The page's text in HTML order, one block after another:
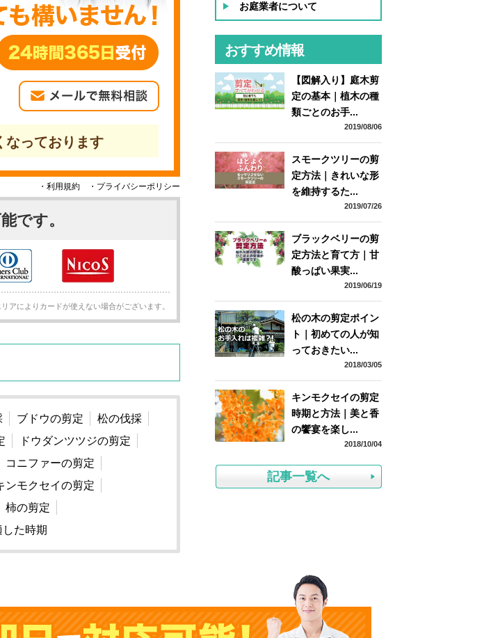
なっております
・利用規約 ・プライバシーポリシー
です。
アによりカードが使えない場合がございます。
ブドウの剪定
松の伐採
ドウダンツツジの剪定
コニファーの剪定
ンモクセイの剪定
柿の剪定
た時期
お庭業者について
おすすめ情報
【図解入り】庭木剪
定の基本｜植木の種
類ごとのお手...
2019/08/06
スモークツリーの剪
定方法｜きれいな形
を維持するた...
2019/07/26
ブラックベリーの剪
定方法と育て方｜甘
酸っぱい果実...
2019/06/19
松の木の剪定ポイン
ト｜初めての人が知
っておきたい...
2018/03/05
キンモクセイの剪定
時期と方法｜美と香
の饗宴を楽し...
2018/10/04
記事一覧へ